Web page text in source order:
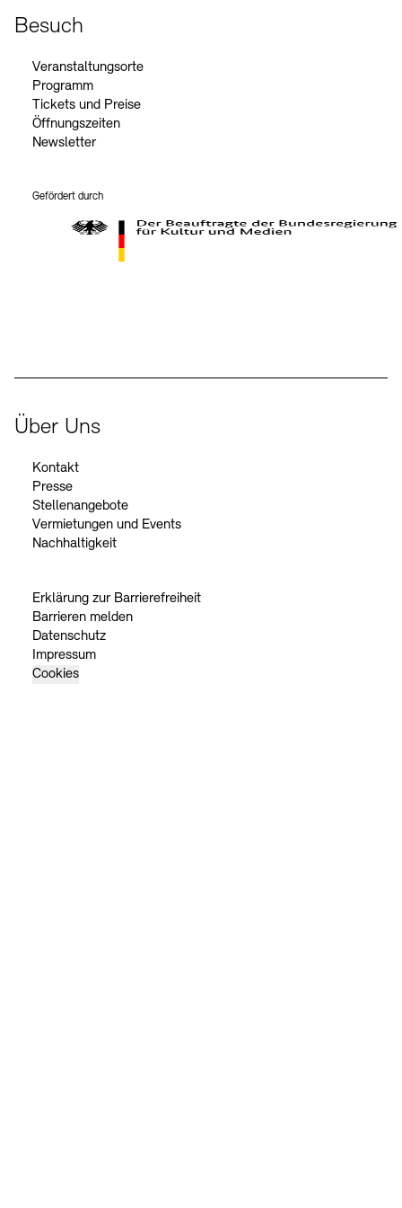
Besuch
Veranstaltungsorte
Programm
Tickets und Preise
Öffnungszeiten
Newsletter
Gefördert durch
Über Uns
Kontakt
Presse
Stellenangebote
Vermietungen und Events
Nachhaltigkeit
Erklärung zur Barrierefreiheit
Barrieren melden
Datenschutz
Impressum
Cookies